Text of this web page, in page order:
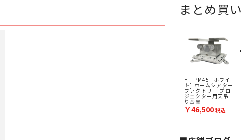
まとめ買
HF-PM45 [ホワイ
ト] ホームシアター
ファクトリー プロ
ジェクター用天吊
り金具
￥46,500 税込